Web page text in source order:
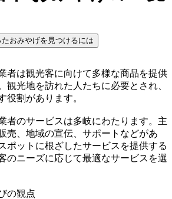
おみやげを見つけるには
者は観光客に向けて多様な商品を提供
観光地を訪れた人たちに必要とされ、
役割があります。
者のサービスは多岐にわたります。主
売、地域の宣伝、サポートなどがあ
ポットに根ざしたサービスを提供する
のニーズに応じて最適なサービスを選
の観点